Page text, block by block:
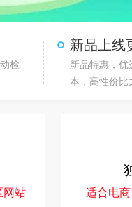
检
新品上线
新品特惠，
本，高性价比
网站 适合电